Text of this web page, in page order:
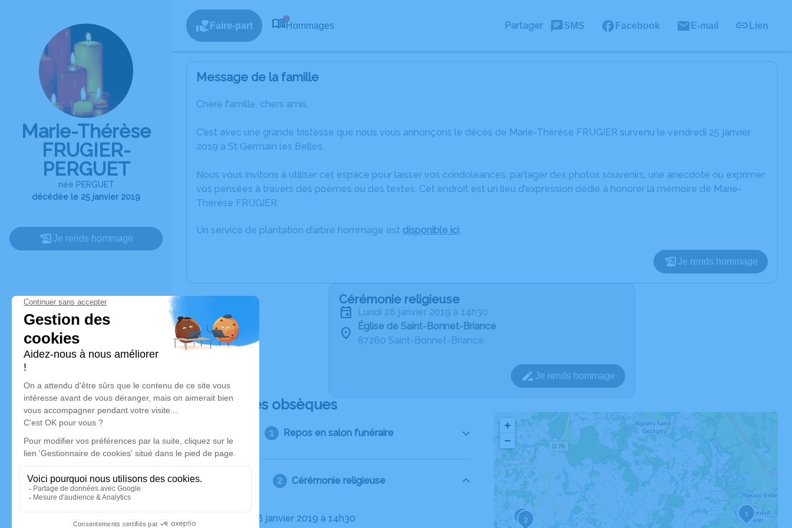
Marie-Thérèse
FRUGIER-
PERGUET
née PERGUET
décédée le 25 janvier 2019
Je rends hommage
Faire-part Hommages Partager SMS Facebook E-mail Lien
Message de la famille
Chère famille, chers amis,
C’est avec une grande tristesse que nous vous annonçons le décès de Marie-Thérèse FRUGIER survenu le vendredi 25 janvier
2019 à St Germain les Belles.
Nous vous invitons à utiliser cet espace pour laisser vos condoléances, partager des photos souvenirs, une anecdote ou exprimer
vos pensées à travers des poèmes ou des textes. Cet endroit est un lieu d'expression dédié à honorer la mémoire de Marie-
Thérèse FRUGIER.
Un service de plantation d’arbre hommage est disponible ici.
Je rends hommage
Cérémonie religieuse
lundi 28 janvier 2019 à 14h30
Église de Saint-Bonnet-Briance
87260 Saint-Bonnet-Briance
Je rends hommage
Déroulé des obsèques
Repos en salon funéraire
Cérémonie religieuse
Le lundi 28 janvier 2019 à 14h30 1
2
+
−